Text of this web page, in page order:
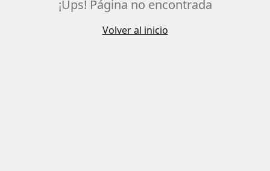
¡Ups! Página no encontrada
Volver al inicio